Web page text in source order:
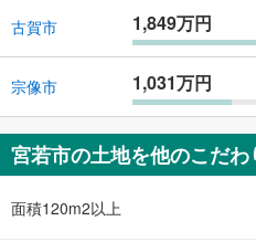
古賀市 1,849万円
宗像市 1,031万円
宮若市の土地を他のこだ
面積120m2以上